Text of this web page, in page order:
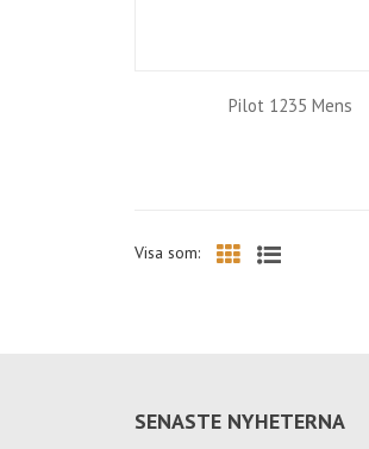
Pilot 1235 Mens
Visa som:
SENASTE NYHETERNA